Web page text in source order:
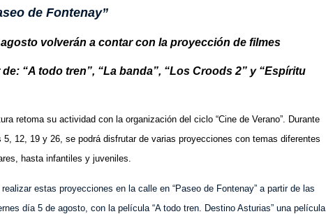
de Fontenay”
volverán a contar con la proyección de filmes
“A todo tren”, “La banda”, “Los Croods 2” y “Espíritu
retoma su actividad con la organización del ciclo “Cine de Verano”. Durante
12, 19 y 26, se podrá disfrutar de varias proyecciones con temas diferentes
hasta infantiles y juveniles.
estas proyecciones en la calle en “Paseo de Fontenay” a partir de las
día 5 de agosto, con la película “A todo tren. Destino Asturias” una película